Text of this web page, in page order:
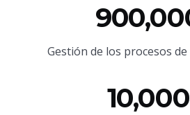
Gestión de los procesos